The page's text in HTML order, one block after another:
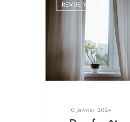
REVUE WEB
10 janvier 2024